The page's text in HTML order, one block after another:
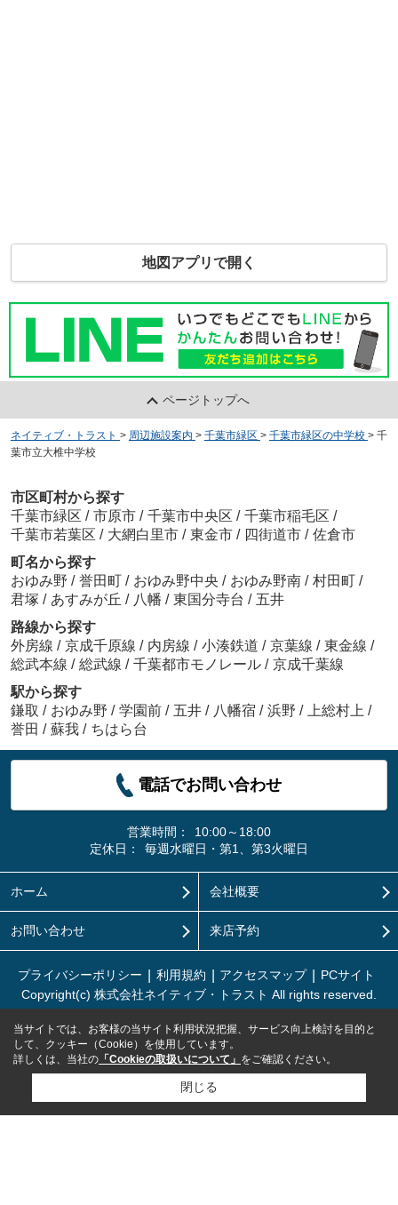
地図アプリで開く
ページトップへ
ネイティブ・トラスト > 周辺施設案内 > 千葉市緑区 > 千葉市緑区の中学校 > 千
葉市立大椎中学校
市区町村から探す
千葉市緑区 / 市原市 / 千葉市中央区 / 千葉市稲毛区 /
千葉市若葉区 / 大網白里市 / 東金市 / 四街道市 / 佐倉市
町名から探す
おゆみ野 / 誉田町 / おゆみ野中央 / おゆみ野南 / 村田町 /
君塚 / あすみが丘 / 八幡 / 東国分寺台 / 五井
路線から探す
外房線 / 京成千原線 / 内房線 / 小湊鉄道 / 京葉線 / 東金線 /
総武本線 / 総武線 / 千葉都市モノレール / 京成千葉線
駅から探す
鎌取 / おゆみ野 / 学園前 / 五井 / 八幡宿 / 浜野 / 上総村上 /
誉田 / 蘇我 / ちはら台
電話でお問い合わせ
営業時間：
10:00～18:00
定休日：
毎週水曜日・第1、第3火曜日
ホーム 会社概要
お問い合わせ 来店予約
プライバシーポリシー 利用規約 アクセスマップ
PCサイト
Copyright(c) 株式会社ネイティブ・トラスト All rights reserved.
当サイトでは、お客様の当サイト利用状況把握、サービス向上検討を目的と
して、クッキー（Cookie）を使用しています。
詳しくは、当社の 「Cookieの取扱いについて」 をご確認ください。
閉じる